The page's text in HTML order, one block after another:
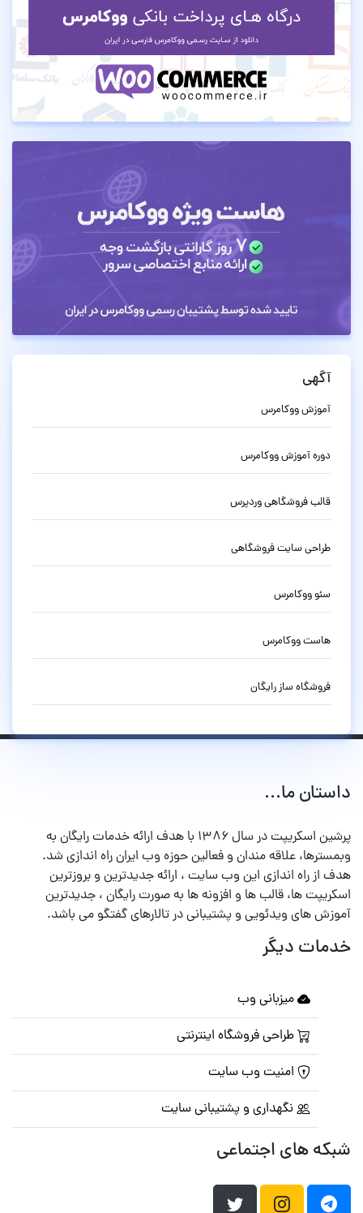
آگهی
آموزش ووکامرس
دوره آموزش ووکامرس
قالب فروشگاهی وردپرس
طراحی سایت فروشگاهی
سئو ووکامرس
هاست ووکامرس
فروشگاه ساز رایگان
داستان ما...
پرشین اسکریپت در سال ۱۳۸۶ با هدف ارائه خدمات رایگان به
وبمسترها، علاقه مندان و فعالین حوزه وب ایران راه اندازی شد.
هدف از راه اندازی این وب سایت ، ارائه جدیدترین و بروزترین
اسکریپت ها، قالب ها و افزونه ها به صورت رایگان ، جدیدترین
آموزش های ویدئویی و پشتیبانی در تالارهای گفتگو می باشد.
خدمات دیگر
میزبانی وب
طراحی فروشگاه اینترنتی
امنیت وب سایت
نگهداری و پشتیبانی سایت
شبکه های اجتماعی